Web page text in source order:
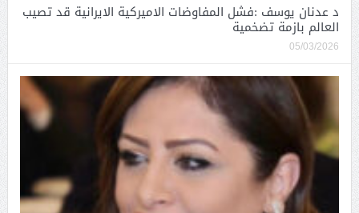
د عدنان يوسف :فشل المفاوضات الاميركية الايرانية قد تصيب
العالم بازمة تضخمية
05/03/2026